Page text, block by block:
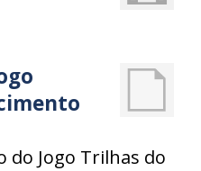
do Jogo Trilhas do